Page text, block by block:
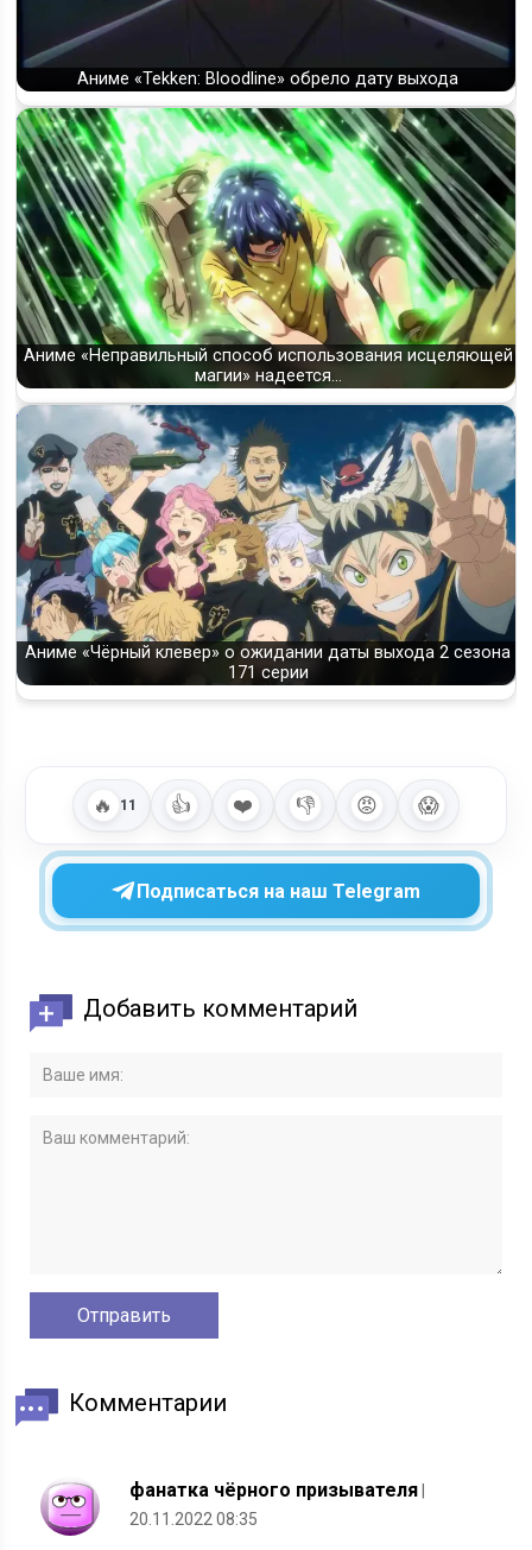
Аниме «Tekken: Bloodline» обрело дату выхода
Аниме «Неправильный способ использования исцеляющей
магии» надеется…
Аниме «Чёрный клевер» о ожидании даты выхода 2 сезона
171 серии
🔥 11 👍 ❤️ 👎 😡 😱
Подписаться на наш Telegram
Добавить комментарий
Комментарии
фанатка чёрного призывателя
20.11.2022 08:35